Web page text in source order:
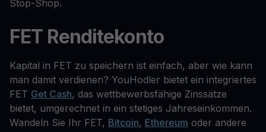
Stop-Shop.
FET Renditekonto
Kapital in FET zu speichern ist einfach, aber wie kann
man damit verdienen? YouHodler bietet ein integriertes
FET Get Cash, das wettbewerbsfähige Zinssätze
bietet, umgerechnet in ein stetiges Jahreseinkommen.
Wandeln Sie Ihr FET, Bitcoin, Ethereum oder andere